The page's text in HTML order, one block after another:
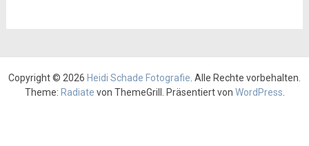
Copyright © 2026 Heidi Schade Fotografie . Alle Rechte vorbehalten.
Theme: Radiate von ThemeGrill. Präsentiert von WordPress